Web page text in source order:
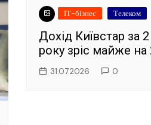
ІТ-бізнес Телеком
Дохід Київстар за
року зріс майже на
31.07.2026 0